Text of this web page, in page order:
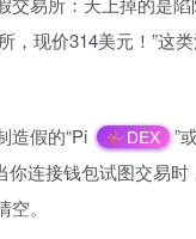
，现价314美元！”这
造假的“Pi DEX
”
你连接钱包试图交易
。